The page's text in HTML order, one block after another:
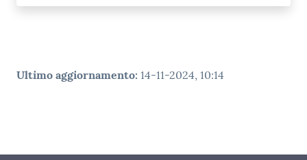
Ultimo aggiornamento: 14-11-2024, 10:14